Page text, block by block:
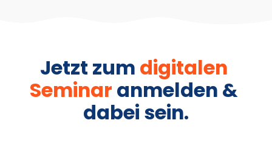
Jetzt zum
Seminar anmelden
dabei sein.